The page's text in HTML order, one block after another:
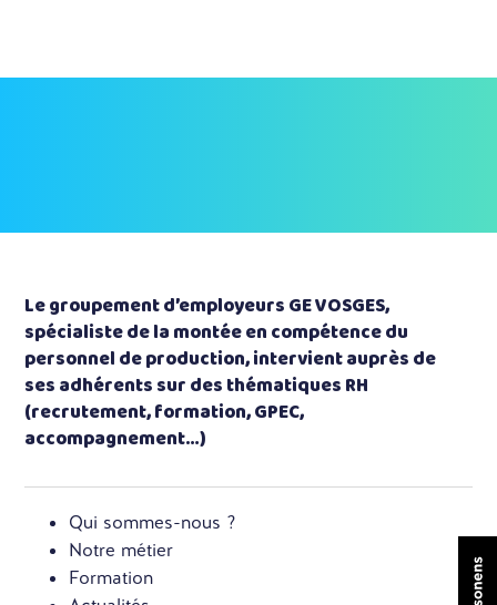
Le groupement d’employeurs GE VOSGES,
spécialiste de la montée en compétence du
personnel de production, intervient auprès de
ses adhérents sur des thématiques RH
(recrutement, formation, GPEC,
accompagnement…)
Qui sommes-nous ?
Notre métier
Formation